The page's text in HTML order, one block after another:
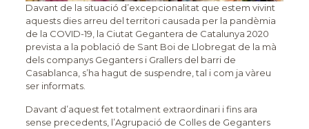
Davant de la situació d’excepcionalitat que estem vivint
aquests dies arreu del territori causada per la pandèmia
de la COVID-19, la Ciutat Gegantera de Catalunya 2020
prevista a la població de Sant Boi de Llobregat de la mà
dels companys Geganters i Grallers del barri de
Casablanca, s’ha hagut de suspendre, tal i com ja vàreu
ser informats.
Davant d’aquest fet totalment extraordinari i fins ara
sense precedents, l’Agrupació de Colles de Geganters